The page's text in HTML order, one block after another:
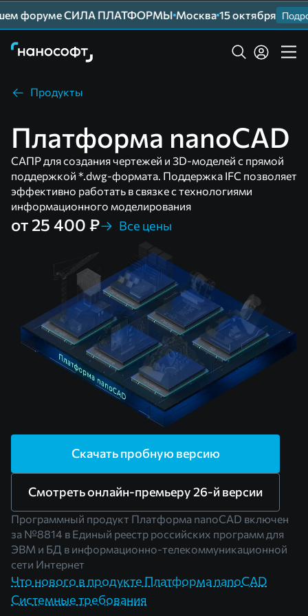
форуме СИЛА ПЛАТФОРМЫ Москва 15 октября
Продукты
Платформа nanoCAD
САПР для создания чертежей и 3D-моделей с прямой
поддержкой *.dwg-формата. Поддержка IFC позволяет
эффективно работать в связке с технологиями
информационного моделирования
от 25 400 ₽ Все цены
Скачать пробную версию
Смотреть онлайн-премьеру 26-й версии
Программный продукт Платформа nanoCAD включен
за №8814 в Единый реестр российских программ для
ЭВМ и БД в информационно-телекоммуникационной
сети Интернет
Что нового в продукте Платформа nanoCAD
Системные требования